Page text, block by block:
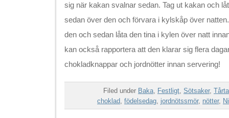
sig när kakan svalnar sedan. Tag ut kakan och
sedan över den och förvara i kylskåp över
den och sedan låta den tina i kylen över natt
kan också rapportera att den klarar sig flera
chokladknappar och jordnötter innan servering!
Filed under Baka, Festligt, Sötsaker, Tårta
choklad, födelsedag, jordnötssmör, nötter,